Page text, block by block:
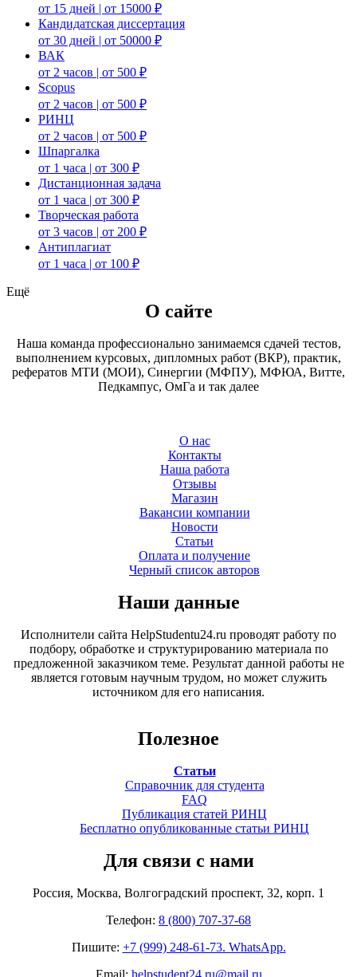
от 15 дней | от 15000 ₽
Кандидатская диссертация
от 30 дней | от 50000 ₽
ВАК
от 2 часов | от 500 ₽
Scopus
от 2 часов | от 500 ₽
РИНЦ
от 2 часов | от 500 ₽
Шпаргалка
от 1 часа | от 300 ₽
Дистанционная задача
от 1 часа | от 300 ₽
Творческая работа
от 3 часов | от 200 ₽
Антиплагиат
от 1 часа | от 100 ₽
Ещё
О сайте
Наша команда профессионально занимаемся сдачей тестов,
выполнением курсовых, дипломных работ (ВКР), практик,
рефератов МТИ (МОИ), Синергии (МФПУ), МФЮА, Витте,
Педкампус, ОмГа и так далее
О нас
Контакты
Наша работа
Отзывы
Магазин
Вакансии компании
Новости
Статьи
Оплата и получение
Черный список авторов
Наши данные
Исполнители сайта HelpStudentu24.ru проводят работу по
подбору, обработке и структурированию материала по
предложенной заказчиком теме. Результат данной работы не
является готовым научным трудом, но может служить
источником для его написания.
Полезное
Статьи
Справочник для студента
FAQ
Публикация статей РИНЦ
Бесплатно опубликованные статьи РИНЦ
Для связи с нами
Россия, Москва, Волгоградский проспект, 32, корп. 1
Телефон: 8 (800) 707-37-68
Пишите: +7 (999) 248-61-73. WhatsApp.
Email: helpstudent24.ru@mail.ru